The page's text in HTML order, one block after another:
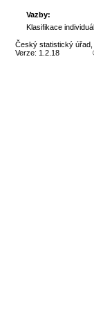
Vazby:
Klasifikace
Český statistický úřad,
Verze: 1.2.18